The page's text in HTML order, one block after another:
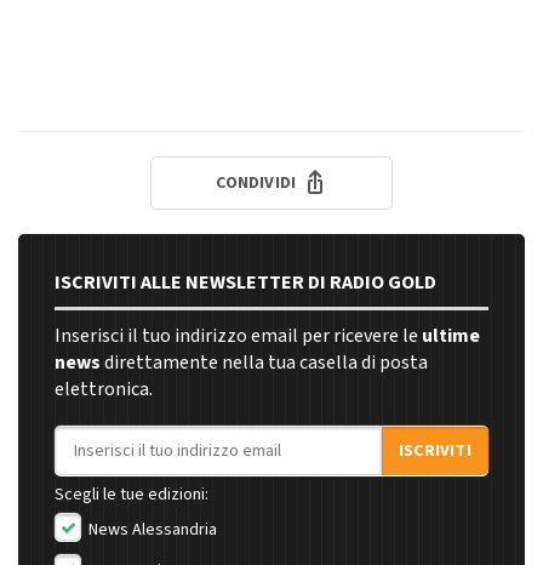
CONDIVIDI
ISCRIVITI ALLE NEWSLETTER DI RADIO GOLD
Inserisci il tuo indirizzo email per ricevere le ultime
newsdirettamente nella tua casella di posta
elettronica.
Indirizzo email
ISCRIVITI
Scegli le tue edizioni:
News Alessandria